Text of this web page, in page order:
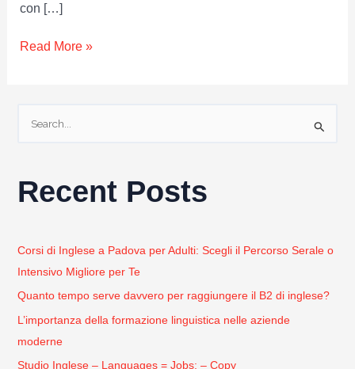
con […]
Read More »
c
:
Recent Posts
Corsi di Inglese a Padova per Adulti: Scegli il Percorso Serale o
Intensivo Migliore per Te
Quanto tempo serve davvero per raggiungere il B2 di inglese?
L’importanza della formazione linguistica nelle aziende
moderne
Studio Inglese – Languages = Jobs: – Copy